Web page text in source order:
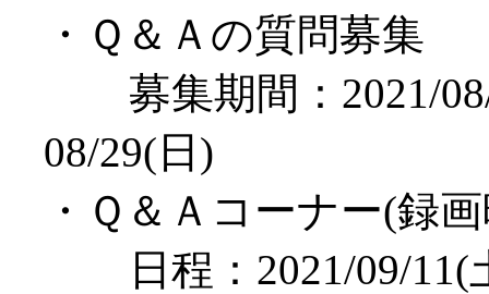
・Ｑ＆Ａの質問募集
募集期間：2021/
08/29(日)
・Ｑ＆Ａコーナー(録
日程：2021/09/11(